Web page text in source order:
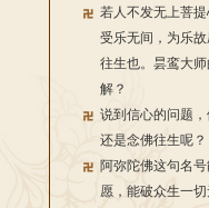
若人不发无上菩
受乐无间，为乐
往生也。昙鸾大
解？
说到信心的问题
还是念佛往生呢？
阿弥陀佛这句名
愿，能破众生一切